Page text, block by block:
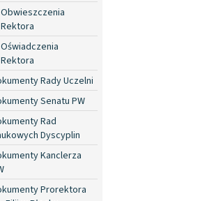
Obwieszczenia
Rektora
Oświadczenia
Rektora
Rady Uczelni
Senatu PW
Rad
Dyscyplin
Kanclerza
Prorektora